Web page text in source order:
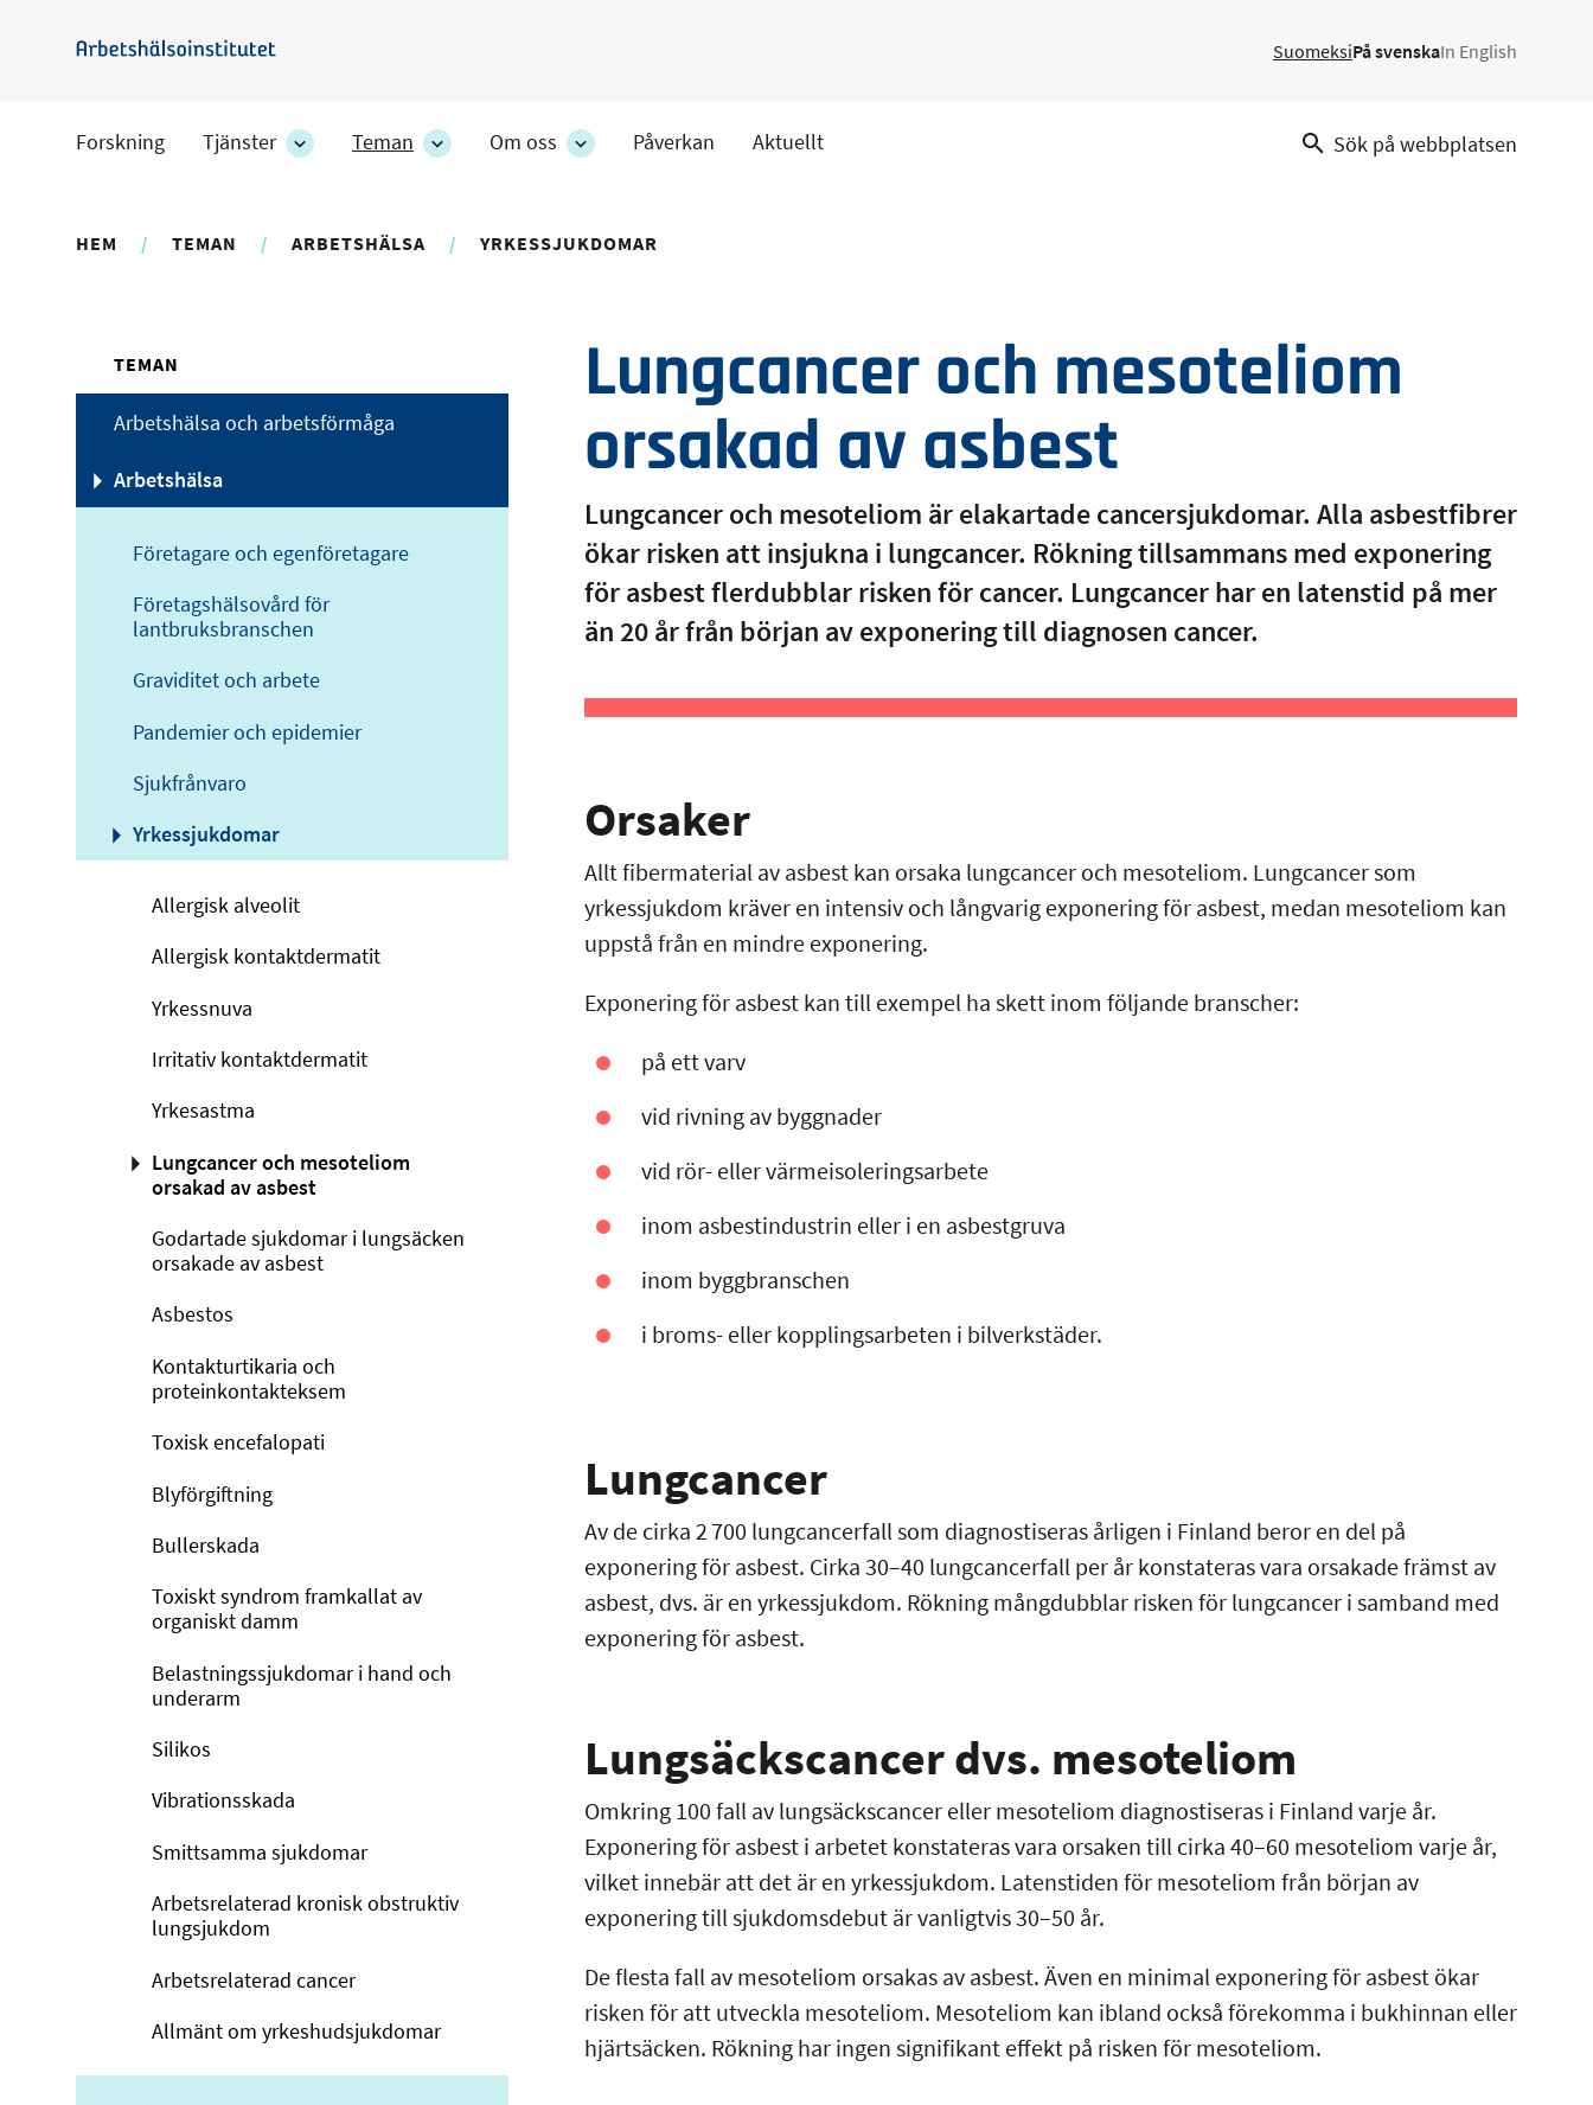
Arbetshälsoinstitutet
SuomeksiPå svenskaIn English
Forskning Tjänster
Tjänster
undersidor
Teman
TemanOm oss
Om
undersidor
Påverkan Aktuellt Sök på webbplatsen
HEM TEMAN ARBETSHÄLSA YRKESSJUKDOMAR
Lungcancer och mesoteliom
orsakad av asbest
Lungcancer och mesoteliom är elakartade cancersjukdomar. Alla asbestfibrer
ökar risken att insjukna i lungcancer. Rökning tillsammans med exponering
för asbest flerdubblar risken för cancer. Lungcancer har en latenstid på mer
än 20 år från början av exponering till diagnosen cancer.
Orsaker
Allt fibermaterial av asbest kan orsaka lungcancer och mesoteliom. Lungcancer som
yrkessjukdom kräver en intensiv och långvarig exponering för asbest, medan mesoteliom kan
uppstå från en mindre exponering.
Exponering för asbest kan till exempel ha skett inom följande branscher:
på ett varv
vid rivning av byggnader
vid rör- eller värmeisoleringsarbete
inom asbestindustrin eller i en asbestgruva
inom byggbranschen
i broms- eller kopplingsarbeten i bilverkstäder.
Lungcancer
Av de cirka 2 700 lungcancerfall som diagnostiseras årligen i Finland beror en del på
exponering för asbest. Cirka 30–40 lungcancerfall per år konstateras vara orsakade främst av
asbest, dvs. är en yrkessjukdom. Rökning mångdubblar risken för lungcancer i samband med
exponering för asbest.
Lungsäckscancer dvs. mesoteliom
Omkring 100 fall av lungsäckscancer eller mesoteliom diagnostiseras i Finland varje år.
Exponering för asbest i arbetet konstateras vara orsaken till cirka 40–60 mesoteliom varje år,
vilket innebär att det är en yrkessjukdom. Latenstiden för mesoteliom från början av
exponering till sjukdomsdebut är vanligtvis 30–50 år.
De flesta fall av mesoteliom orsakas av asbest. Även en minimal exponering för asbest ökar
risken för att utveckla mesoteliom. Mesoteliom kan ibland också förekomma i bukhinnan eller
hjärtsäcken. Rökning har ingen signifikant effekt på risken för mesoteliom.
TEMAN
Arbetshälsa och arbetsförmåga
Arbetshälsa
Företagare och egenföretagare
Företagshälsovård för
lantbruksbranschen
Graviditet och arbete
Pandemier och epidemier
Sjukfrånvaro
Yrkessjukdomar
Allergisk alveolit
Allergisk kontaktdermatit
Yrkessnuva
Irritativ kontaktdermatit
Yrkesastma
Lungcancer och mesoteliom
orsakad av asbest
Godartade sjukdomar i lungsäcken
orsakade av asbest
Asbestos
Kontakturtikaria och
proteinkontakteksem
Toxisk encefalopati
Blyförgiftning
Bullerskada
Toxiskt syndrom framkallat av
organiskt damm
Belastningssjukdomar i hand och
underarm
Silikos
Vibrationsskada
Smittsamma sjukdomar
Arbetsrelaterad kronisk obstruktiv
lungsjukdom
Arbetsrelaterad cancer
Allmänt om yrkeshudsjukdomar